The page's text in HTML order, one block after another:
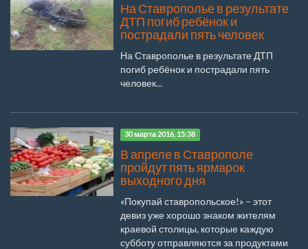
На Ставрополье в результате
ДТП погиб ребёнок и
пострадали пять человек
На Ставрополье в результате ДТП
погиб ребёнок и пострадали пять
человек...
30 марта 2016, 15:38
В апреле в Ставрополе
пройдут пять ярмарок
выходного дня
«Покупай ставропольское!» – этот
девиз уже хорошо знаком жителям
краевой столицы, которые каждую
субботу отправляются за продуктами